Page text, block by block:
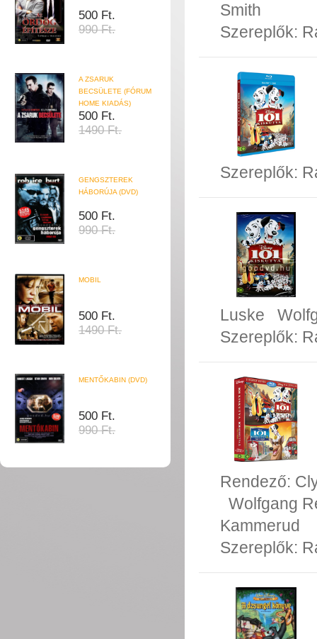
500 Ft.
990 Ft.
A ZSARUK
BECSÜLETE (FÓRUM
HOME KIADÁS)
500 Ft.
1490 Ft.
GENGSZTEREK
HÁBORÚJA (DVD)
500 Ft.
990 Ft.
MOBIL
500 Ft.
1490 Ft.
MENTŐKABIN (DVD)
500 Ft.
990 Ft.
Smith
Szereplők:
Szereplők:
Luske
Szereplők:
Rendező:
Wolfgang
Kammerud
Szereplők: